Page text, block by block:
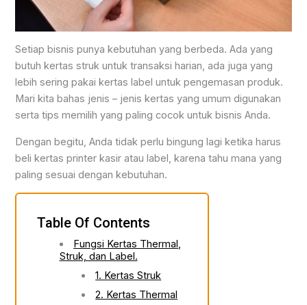
Setiap bisnis punya kebutuhan yang berbeda. Ada yang
butuh kertas struk untuk transaksi harian, ada juga yang
lebih sering pakai kertas label untuk pengemasan produk.
Mari kita bahas jenis – jenis kertas yang umum digunakan
serta tips memilih yang paling cocok untuk bisnis Anda.
Dengan begitu, Anda tidak perlu bingung lagi ketika harus
beli kertas printer kasir atau label, karena tahu mana yang
paling sesuai dengan kebutuhan.
Table Of Contents
Fungsi Kertas Thermal,
Struk, dan Label.
1. Kertas Struk
2. Kertas Thermal